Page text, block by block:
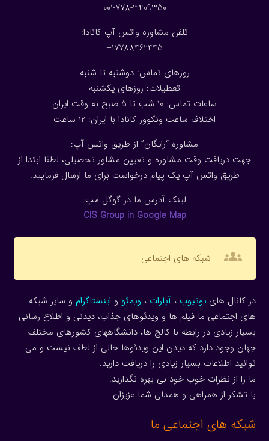
001-778-3409350
تلفن مشاوره واتس آپ کانادا:
17788462445+
روزهای تماس: دوشنبه تا شنبه
تعطیلات: روزهای یکشنبه
ساعات تماس: 10 شب تا 5 صبح به وقت ایران
اختلاف ساعت ونکوور کانادا با ایران: 1 2 ساعت
مشاوره “رایگان” از طریق واتس آپ:
جهت دریافت وقت مشاوره و تعیین مشاور تحصیلی، لطفا ابتدا از
طریق واتس آپ یک پیام درخواست برای ما ارسال فرمایید.
لینک آدرس ما در گوگل مپ:
CIS Group in Google Map
groups شبکه های اجتماعی
در کانال هاییوتیوب ، آپارات ، ویمئو و اینستاگرام و سایر شبکه
های اجتماعی ما فیلم ها و ویدئوهای جذاب، دیدنی و اطلاع رسانی
بسیار زیادی در رابطه با کالج ها، دانشگاههای کشورهای مختلف
جهان وجود دارد که دیدن این ویدئوها خالی از لطف نیست و می
توانید اطلاعات بسیار زیادی را دریافت دارید.
ما را از نظرات خوب خود بی بهره نگذارید.
با تشکر از همراهی و همدلی شما عزیزان
شبکه های اجتماعی ما